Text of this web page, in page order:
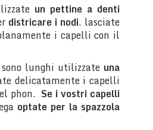
un pettine a denti
districare i nodi. lasciate
i capelli con il
lunghi utilizzate una
delicatamente i capelli
phon. Se i vostri capelli
optate per la spazzola